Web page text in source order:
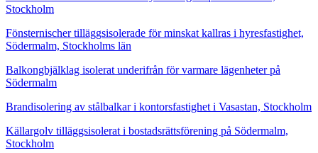
Stockholm
Fönsternischer tilläggsisolerade för minskat kallras i hyresfastighet,
Södermalm, Stockholms län
Balkongbjälklag isolerat underifrån för varmare lägenheter på
Södermalm
Brandisolering av stålbalkar i kontorsfastighet i Vasastan, Stockholm
Källargolv tilläggsisolerat i bostadsrättsförening på Södermalm,
Stockholm